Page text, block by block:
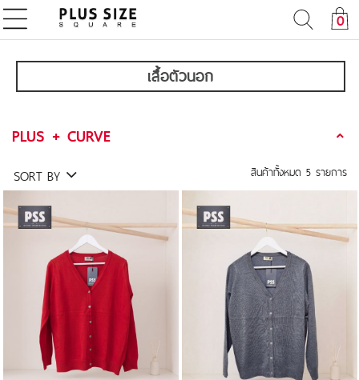
0
เสื้อตัวนอก
PLUS + CURVE
SORT BY สินค้าทั้งหมด 5 รายการ